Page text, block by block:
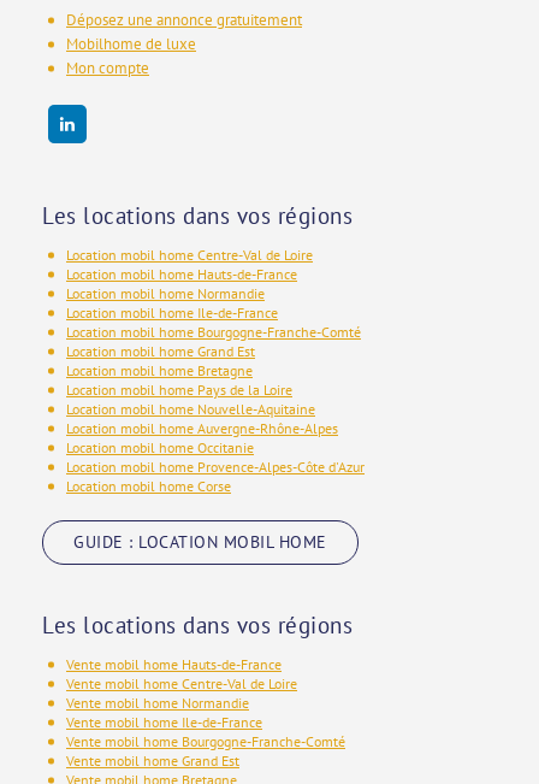
Déposez une annonce gratuitement
Mobilhome de luxe
Mon compte
Les locations dans vos régions
Location mobil home Centre-Val de Loire
Location mobil home Hauts-de-France
Location mobil home Normandie
Location mobil home Ile-de-France
Location mobil home Bourgogne-Franche-Comté
Location mobil home Grand Est
Location mobil home Bretagne
Location mobil home Pays de la Loire
Location mobil home Nouvelle-Aquitaine
Location mobil home Auvergne-Rhône-Alpes
Location mobil home Occitanie
Location mobil home Provence-Alpes-Côte d'Azur
Location mobil home Corse
GUIDE : LOCATION MOBIL HOME
Les locations dans vos régions
Vente mobil home Hauts-de-France
Vente mobil home Centre-Val de Loire
Vente mobil home Normandie
Vente mobil home Ile-de-France
Vente mobil home Bourgogne-Franche-Comté
Vente mobil home Grand Est
Vente mobil home Bretagne